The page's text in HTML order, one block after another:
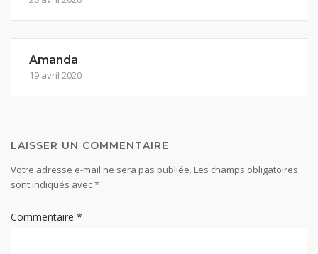
Amanda
19 avril 2020
LAISSER UN COMMENTAIRE
Votre adresse e-mail ne sera pas publiée. Les champs obligatoires
sont indiqués avec*
Commentaire *